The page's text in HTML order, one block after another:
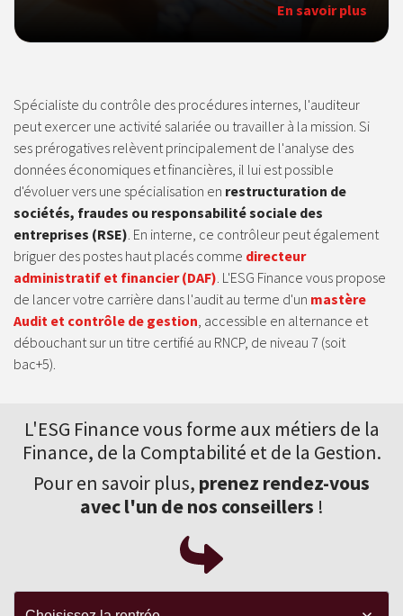
En savoir plus
Spécialiste du contrôle des procédures internes, l'auditeur
peut exercer une activité salariée ou travailler à la mission. Si
ses prérogatives relèvent principalement de l'analyse des
données économiques et financières, il lui est possible
d'évoluer vers une spécialisation en restructuration de
sociétés, fraudes ou responsabilité sociale des
entreprises (RSE). En interne, ce contrôleur peut également
briguer des postes haut placés comme directeur
administratif et financier (DAF). L'ESG Finance vous propose
de lancer votre carrière dans l'audit au terme d'un mastère
Audit et contrôle de gestion, accessible en alternance et
débouchant sur un titre certifié au RNCP, de niveau 7 (soit
bac+5).
L'ESG Finance vous forme aux métiers de la
Finance, de la Comptabilité et de la Gestion.
Pour en savoir plus, prenez rendez-vous
avec l'un de nos conseillers !